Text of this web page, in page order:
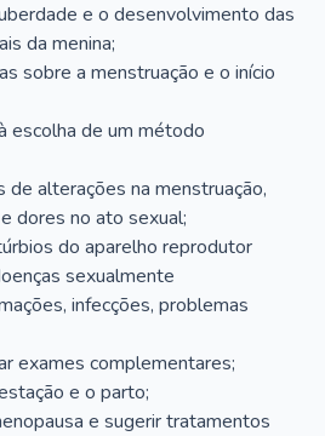
e o desenvolvimento das
da menina;
sobre a menstruação e o início
escolha de um método
de alterações na menstruação,
dores no ato sexual;
do aparelho reprodutor
sexualmente
infecções, problemas
exames complementares;
e o parto;
e sugerir tratamentos